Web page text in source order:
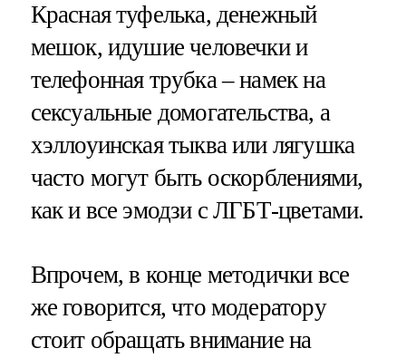
Красная туфелька, денежный
мешок, идушие человечки и
телефонная трубка – намек на
сексуальные домогательства, а
хэллоуинская тыква или лягушка
часто могут быть оскорблениями,
как и все эмодзи с ЛГБТ-цветами.
Впрочем, в конце методички все
же говорится, что модератору
стоит обращать внимание на